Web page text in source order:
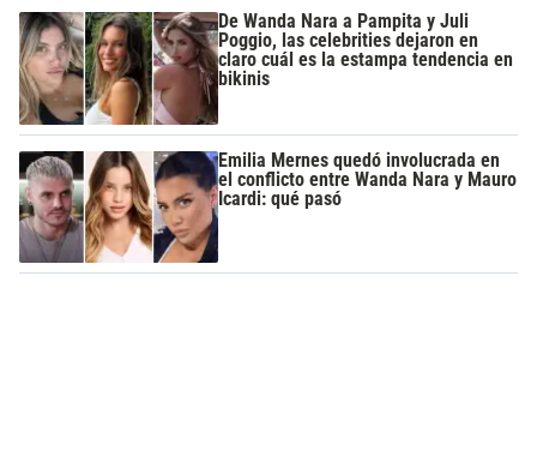
De Wanda Nara a Pampita y Juli
Poggio, las celebrities dejaron en
claro cuál es la estampa tendencia en
bikinis
Emilia Mernes quedó involucrada en
el conflicto entre Wanda Nara y Mauro
Icardi: qué pasó